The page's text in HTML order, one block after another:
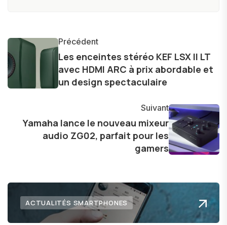
tablettes aux ordinateurs, montres connectées,
et jeux vidéo. Ma passion pour la technologie,
combinée à une solide formation technique, me
permet d'offrir des analyses approfondies et
Précédent
Les enceintes stéréo KEF LSX II LT
avec HDMI ARC à prix abordable et
un design spectaculaire
Suivant
Yamaha lance le nouveau mixeur
audio ZG02, parfait pour les
gamers
ACTUALITÉS SMARTPHONES